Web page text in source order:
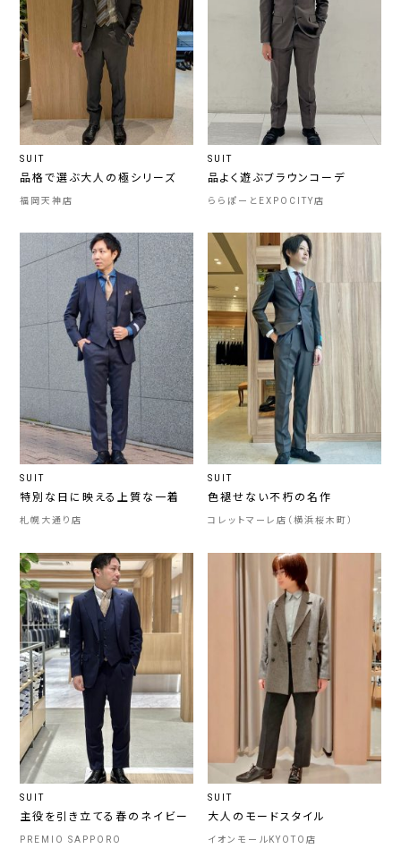
SUIT
品格で選ぶ大人の極シリーズ
福岡天神店
SUIT
品よく遊ぶブラウンコーデ
ららぽーとEXPOCITY店
SUIT
特別な日に映える上質な一着
札幌大通り店
SUIT
色褪せない不朽の名作
コレットマーレ店（横浜桜木町）
SUIT
主役を引き立てる春のネイビー
PREMIO SAPPORO
SUIT
大人のモードスタイル
イオンモールKYOTO店